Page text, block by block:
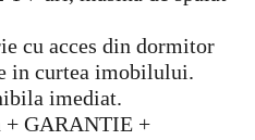
cu acces din dormitor
in curtea imobilului.
imediat.
+ GARANTIE +